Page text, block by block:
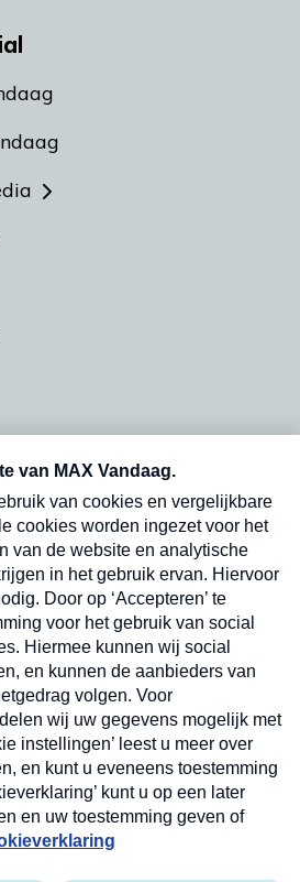
en dinsdagochtend in
Verzend
abonnement op onze
en dinsdagochtend in uw